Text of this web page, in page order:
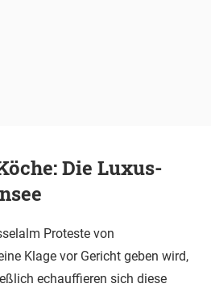
Die Luxus-
Proteste von
Klage vor Gericht geben wird,
echauffieren sich diese